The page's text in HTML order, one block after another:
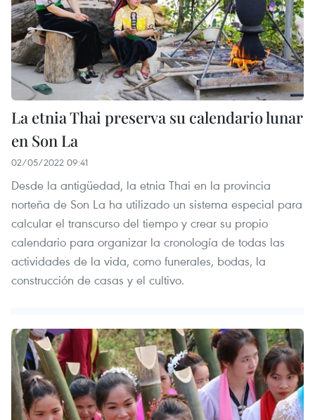
La etnia Thai preserva su calendario lunar
en Son La
02/05/2022 09:41
Desde la antigüedad, la etnia Thai en la provincia
norteña de Son La ha utilizado un sistema especial para
calcular el transcurso del tiempo y crear su propio
calendario para organizar la cronología de todas las
actividades de la vida, como funerales, bodas, la
construcción de casas y el cultivo.